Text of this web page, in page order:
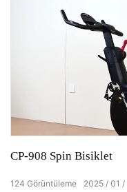
CP-908 Spin Bisiklet
2025 01
124 Görüntüleme